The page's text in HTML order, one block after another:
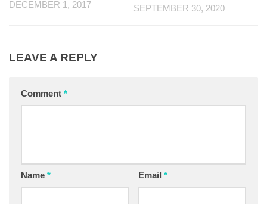
DECEMBER 1, 2017 SEPTEMBER 30, 2020
LEAVE A REPLY
Comment *
Name * Email *